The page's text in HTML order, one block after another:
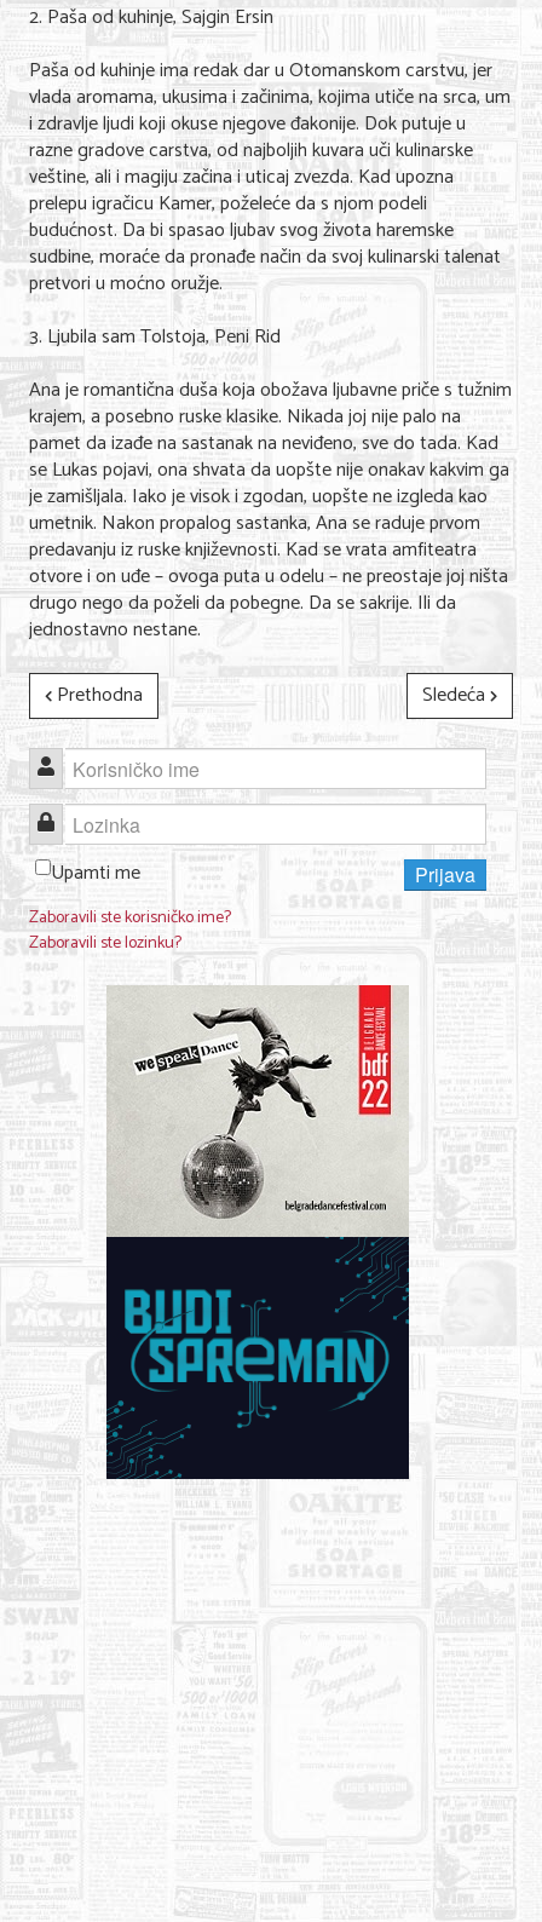
Gastronomija
Sport i rekreacija
Zdravlje i medicina
Hobi i razonoda
UPIS FIRMI
MARKETING
KONTAKT
O NAMA
2. Paša od kuhinje, Sajgin Ersin
Paša od kuhinje ima redak dar u Otomanskom carstvu, jer
vlada aromama, ukusima i začinima, kojima utiče na srca, um
i zdravlje ljudi koji okuse njegove đakonije. Dok putuje u
razne gradove carstva, od najboljih kuvara uči kulinarske
veštine, ali i magiju začina i uticaj zvezda. Kad upozna
prelepu igračicu Kamer, poželeće da s njom podeli
budućnost. Da bi spasao ljubav svog života haremske
sudbine, moraće da pronađe način da svoj kulinarski talenat
pretvori u moćno oružje.
3. Ljubila sam Tolstoja, Peni Rid
Ana je romantična duša koja obožava ljubavne priče s tužnim
krajem, a posebno ruske klasike. Nikada joj nije palo na
pamet da izađe na sastanak na neviđeno, sve do tada. Kad
se Lukas pojavi, ona shvata da uopšte nije onakav kakvim ga
je zamišljala. Iako je visok i zgodan, uopšte ne izgleda kao
umetnik. Nakon propalog sastanka, Ana se raduje prvom
predavanju iz ruske književnosti. Kad se vrata amfiteatra
otvore i on uđe – ovoga puta u odelu – ne preostaje joj ništa
drugo nego da poželi da pobegne. Da se sakrije. Ili da
jednostavno nestane.
Prethodna
Sledeća
Korisničko ime
Lozinka
Upamti me
Prijava
Zaboravili ste korisničko ime?
Zaboravili ste lozinku?